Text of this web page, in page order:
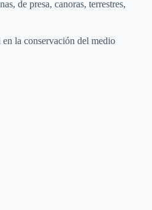
de presa, canoras, terrestres,
la conservación del medio